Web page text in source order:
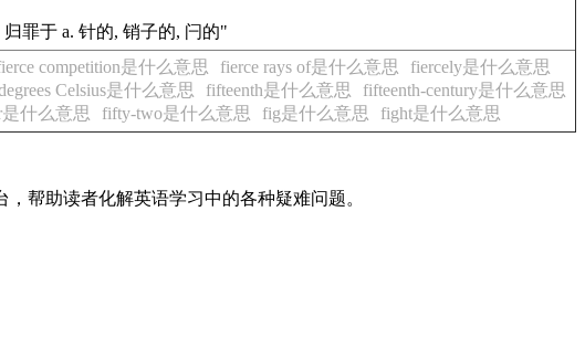
罪于 a. 针的, 销子的, 闩的"
competition是什么意思 fierce rays of是什么意思
fiercely是什么意思
Celsius是什么意思 fifteenth是什么意思
fifteenth-century是什么意思
什么意思 fifty-two是什么意思 fig是什么意思 fight是什么意思
帮助读者化解英语学习中的各种疑难问题。